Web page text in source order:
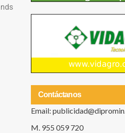
Contáctanos
Email:
M. 955 059 720